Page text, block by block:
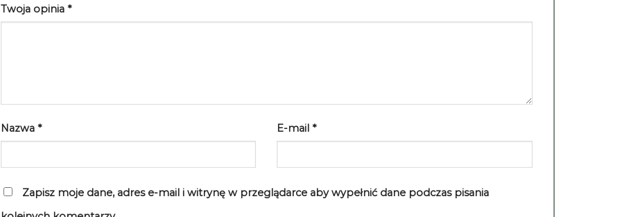
Twoja opinia *
Nazwa * E-mail*
Zapisz moje dane, adres e-mail i witrynę w przeglądarce aby wypełnić dane podczas pisania